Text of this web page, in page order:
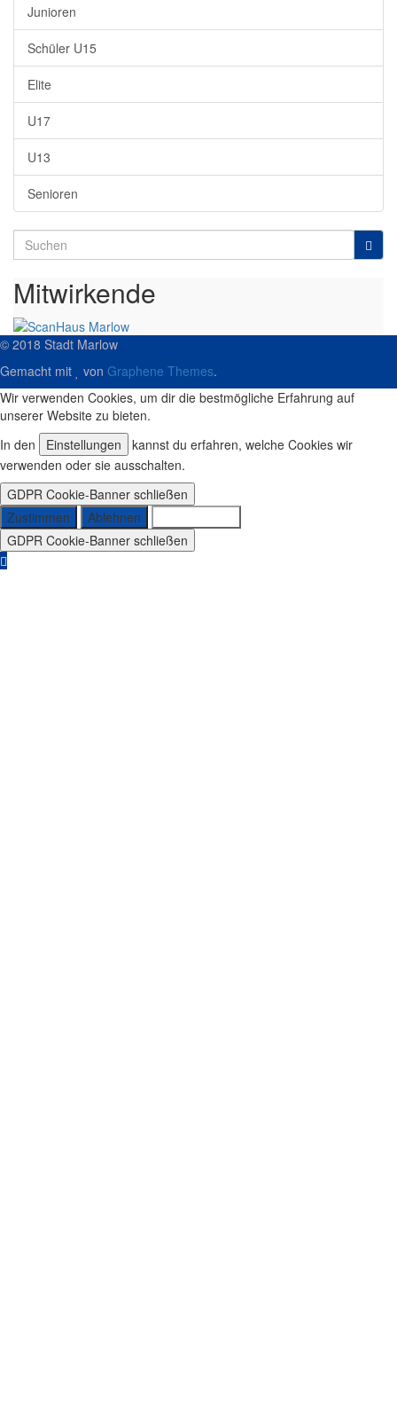
Junioren
Schüler U15
Elite
U17
U13
Senioren
Search
for:
Mitwirkende
© 2018 Stadt Marlow
Gemacht mit
von Graphene Themes.
Wir verwenden Cookies, um dir die bestmögliche Erfahrung auf
unserer Website zu bieten.
In den
Einstellungen
kannst du erfahren, welche Cookies wir
verwenden oder sie ausschalten.
GDPR Cookie-Banner schließen
Zustimmen
Ablehnen
GDPR Cookie-Banner schließen